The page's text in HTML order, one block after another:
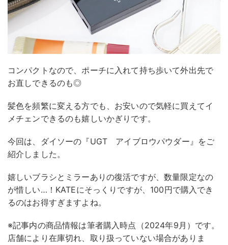
コンパクトなので、ポーチに入れて持ち歩いて外出先で
お直しできるのも◎
髪色を頻繁に変える方でも、お安いので気軽に買えてイ
メチェンできるのも嬉しいかぎりです。
今回は、ダイソーの『UGT アイブロウパウダー』をご
紹介しました。
嬉しいブラシとミラーありの復活ですが、数量限定なの
が惜しい…！KATEにそっくりですが、100円で購入でき
るのはお得すぎますよね。
※記事内の商品情報は筆者購入時点（2024年9月）です。
店舗により在庫切れ、取り扱っていない場合がありま